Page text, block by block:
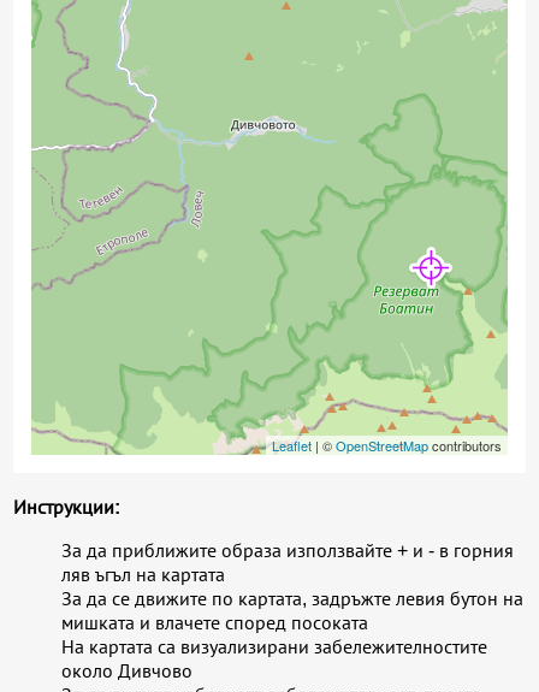
Leaflet| ©OpenStreetMapcontributors
Инструкции:
За да приближите образа използвайте + и - в горния
ляв ъгъл на картата
За да се движите по картата, задръжте левия бутон на
мишката и влачете според посоката
На картата са визуализирани забележителностите
около Дивчово